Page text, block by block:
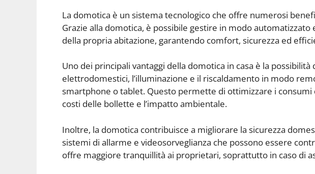
La domotica è un sistema tecnologico che offre numerosi
Grazie alla domotica, è possibile gestire in modo
della propria abitazione, garantendo comfort, sicurezza ed
Uno dei principali vantaggi della domotica in casa è la
elettrodomestici, l’illuminazione e il riscaldamento in modo
smartphone o tablet. Questo permette di ottimizzare i consumi
costi delle bollette e l’impatto ambientale.
Inoltre, la domotica contribuisce a migliorare la sicurezza
sistemi di allarme e videosorveglianza che possono essere
offre maggiore tranquillità ai proprietari, soprattutto in caso di